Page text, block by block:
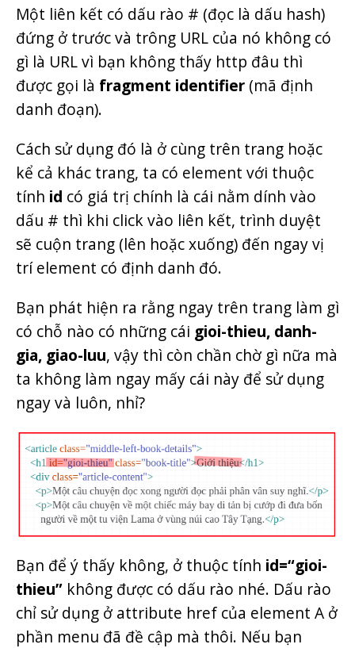
Một liên kết có dấu rào # (đọc là dấu hash)
đứng ở trước và trông URL của nó không có
gì là URL vì bạn không thấy http đâu thì
được gọi là fragment identifier (mã định
danh đoạn).
Cách sử dụng đó là ở cùng trên trang hoặc
kể cả khác trang, ta có element với thuộc
tính id có giá trị chính là cái nằm dính vào
dấu # thì khi click vào liên kết, trình duyệt
sẽ cuộn trang (lên hoặc xuống) đến ngay vị
trí element có định danh đó.
Bạn phát hiện ra rằng ngay trên trang làm gì
có chỗ nào có những cái gioi-thieu, danh-
gia, giao-luu, vậy thì còn chần chờ gì nữa mà
ta không làm ngay mấy cái này để sử dụng
ngay và luôn, nhỉ?
Bạn để ý thấy không, ở thuộc tính id=“gioi-
thieu” không được có dấu rào nhé. Dấu rào
chỉ sử dụng ở attribute href của element A ở
phần menu đã đề cập mà thôi. Nếu bạn